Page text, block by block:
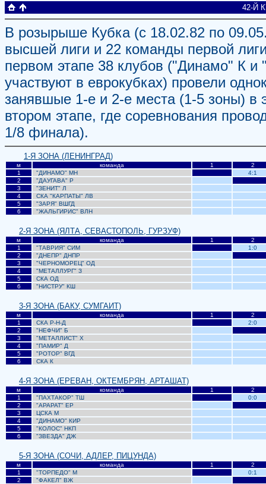
42-Й
В розырыше Кубка (с 18.02.82 по
высшей лиги и 22 команды первой
первом этапе 38 клубов ("Динамо" К
участвуют в еврокубках) провели
занявшые 1-е и 2-е места (1-5 зоны) в
втором этапе, где соревнования
1/8 финала).
1-Я ЗОНА (ЛЕНИНГРАД)
м команда 1
2
1
"ДИНАМО" МН
4:1
2
"ДАУГАВА" Р
3
"ЗЕНИТ" Л
4
СКА "КАРПАТЫ" ЛВ
5
"ЗАРЯ" ВШГД
6
"ЖАЛЬГИРИС" ВЛН
2-Я ЗОНА (ЯЛТА, СЕВАСТОПОЛЬ, ГУРЗУФ)
м команда 1
2
1
"ТАВРИЯ" СИМ
1:0
2
"ДНЕПР" ДНПР
3
"ЧЕРНОМОРЕЦ" ОД
4
"МЕТАЛЛУРГ" З
5
СКА ОД
6
"НИСТРУ" КШ
3-Я ЗОНА (БАКУ, СУМГАИТ)
м команда 1
2
1
СКА Р-Н-Д
2:0
2
"НЕФЧИ" Б
3
"МЕТАЛЛИСТ" Х
4
"ПАМИР" Д
5
"РОТОР" ВГД
6
СКА К
4-Я ЗОНА (ЕРЕВАН, ОКТЕМБРЯН, АРТАШАТ)
м команда 1
2
1
"ПАХТАКОР" ТШ
0:0
2
"АРАРАТ" ЕР
3
ЦСКА М
4
"ДИНАМО" КИР
5
"КОЛОС" НКП
6
"ЗВЕЗДА" ДЖ
5-Я ЗОНА (СОЧИ, АДЛЕР, ПИЦУНДА)
м команда 1
2
1
"ТОРПЕДО" М
0:1
2
"ФАКЕЛ" ВЖ